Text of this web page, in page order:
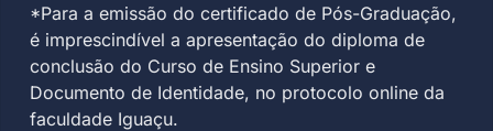
*Para a emissão do certificado de Pós-Graduação,
é imprescindível a apresentação do diploma de
conclusão do Curso de Ensino Superior e
Documento de Identidade, no protocolo online da
faculdade Iguaçu.